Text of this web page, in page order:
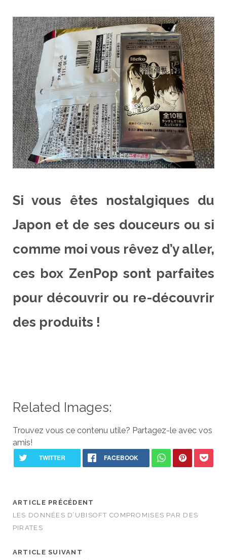
Si vous êtes nostalgiques du
Japon et de ses douceurs ou si
comme moi vous rêvez d’y aller,
ces box ZenPop sont parfaites
pour découvrir ou re-découvrir
des produits !
Related Images:
Trouvez vous ce contenu utile? Partagez-le avec vos
amis!
ARTICLE PRÉCÉDENT
LES DONNÉES D’UBISOFT COMPROMISES PAR DES
PIRATES
ARTICLE SUIVANT